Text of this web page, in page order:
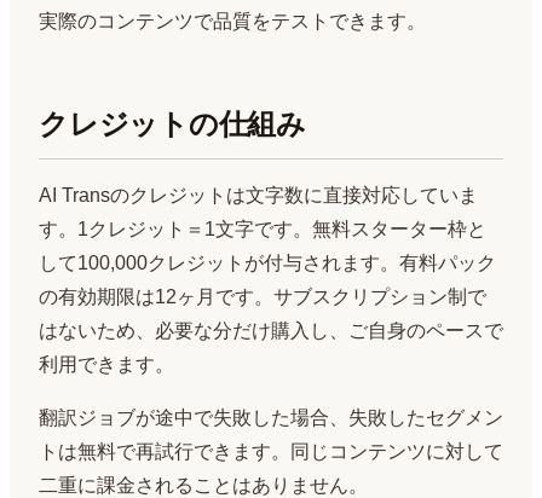
実際のコンテンツで品質をテストできます。
クレジットの仕組み
AI Transのクレジットは文字数に直接対応していま
す。1クレジット＝1文字です。無料スターター枠と
して100,000クレジットが付与されます。有料パック
の有効期限は12ヶ月です。サブスクリプション制で
はないため、必要な分だけ購入し、ご自身のペースで
利用できます。
翻訳ジョブが途中で失敗した場合、失敗したセグメン
トは無料で再試行できます。同じコンテンツに対して
二重に課金されることはありません。